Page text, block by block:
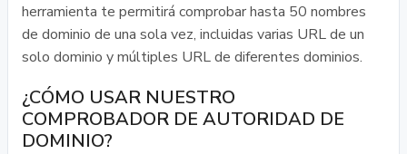
herramienta te permitirá comprobar hasta 50 nombres
de dominio de una sola vez, incluidas varias URL de un
solo dominio y múltiples URL de diferentes dominios.
¿CÓMO USAR NUESTRO
COMPROBADOR DE AUTORIDAD DE
DOMINIO?